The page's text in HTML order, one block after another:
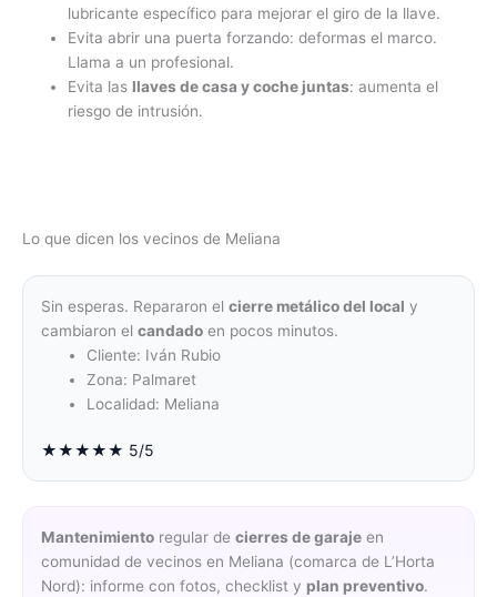
lubricante específico para mejorar el giro de la llave.
Evita abrir una puerta forzando: deformas el marco.
Llama a un profesional.
Evita las llaves de casa y coche juntas: aumenta el
riesgo de intrusión.
Lo que dicen los vecinos de Meliana
Sin esperas. Repararon el cierre metálico del local y
cambiaron el candado en pocos minutos.
Cliente: Iván Rubio
Zona: Palmaret
Localidad: Meliana
★★★★★ 5/5
Mantenimiento regular de cierres de garaje en
comunidad de vecinos en Meliana (comarca de L’Horta
Nord): informe con fotos, checklist y plan preventivo.